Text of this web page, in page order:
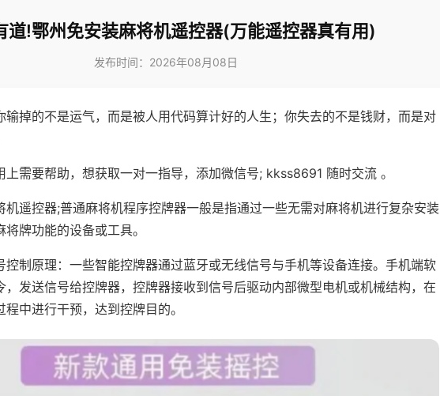
道!鄂州免安装麻将机遥控器(万能遥控器真有用)
发布时间：2026年08月08日
输掉的不是运气，而是被人用代码算计好的人生；你失去的不是钱财，而是对
上需要帮助，想获取一对一指导，添加微信号; kkss8691 随时交流 。
机遥控器;普通麻将机程序控牌器一般是指通过一些无需对麻将机进行复杂安装
牌功能的设备或工具。
控制原理：一些智能控牌器通过蓝牙或无线信号与手机等设备连接。手机端软
，发送信号给控牌器，控牌器接收到信号后驱动内部微型电机或机械结构，在
中进行干预，达到控牌目的。